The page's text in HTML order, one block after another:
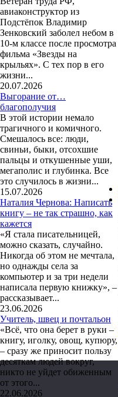
авиаконструктор из
Подстёпок Владимир
Зенковский заболел небом в
10-м классе после просмотра
фильма «Звезды на
крыльях». С тех пор в его
жизни...
20.07.2026
Выгорание от…
благополучия
В этой истории немало
трагичного и комичного.
Смешалось все: люди,
свиньи, быки, отсохшие
пальцы и откушенные уши,
мегаполис и глубинка. Все
это случилось в жизни...
15.07.2026
Наталия Чернова: Написать
книгу – не так страшно, как
кажется
«Я стала писательницей,
можно сказать, случайно.
Никогда об этом не мечтала,
но однажды села за
компьютер и за три недели
написала первую книжку», –
рассказывает...
23.06.2026
Учитель, швец и почтальон
«Всё, что она берет в руки –
книгу, иголку, овощ, купюру,
– сразу же приносит пользу
десяткам людей вокруг,
никто не уйдет обиженным
от этого...
22.06.2026